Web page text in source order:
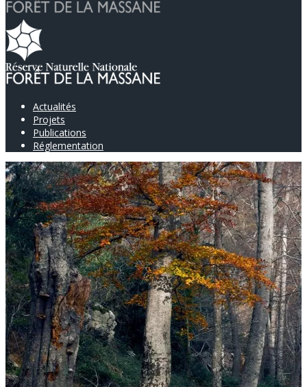
Actualités
Projets
Publications
Réglementation